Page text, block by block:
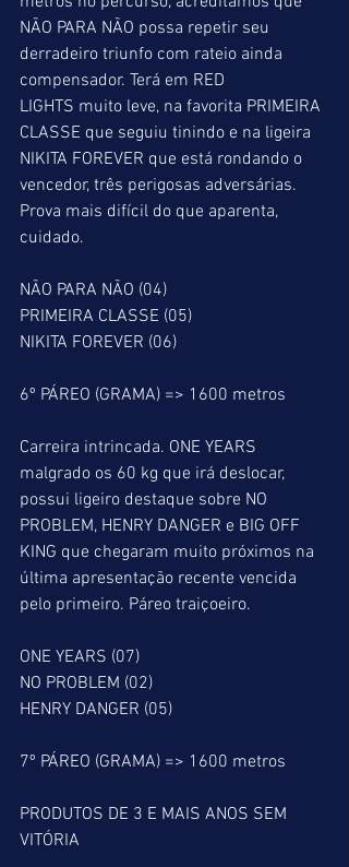
NÃO PARA NÃO possa repetir seu
derradeiro triunfo com rateio ainda
compensador. Terá em RED
LIGHTS muito leve, na favorita PRIMEIRA
CLASSE que seguiu tinindo e na ligeira
NIKITA FOREVER que está rondando o
vencedor, três perigosas adversárias.
Prova mais difícil do que aparenta,
cuidado.
NÃO PARA NÃO (04)
PRIMEIRA CLASSE (05)
NIKITA FOREVER (06)
6º PÁREO (GRAMA) => 1600 metros
Carreira intrincada. ONE YEARS
malgrado os 60 kg que irá deslocar,
possui ligeiro destaque sobre NO
PROBLEM, HENRY DANGER e BIG OFF
KING que chegaram muito próximos na
última apresentação recente vencida
pelo primeiro. Páreo traiçoeiro.
ONE YEARS (07)
NO PROBLEM (02)
HENRY DANGER (05)
7º PÁREO (GRAMA) => 1600 metros
PRODUTOS DE 3 E MAIS ANOS SEM
VITÓRIA